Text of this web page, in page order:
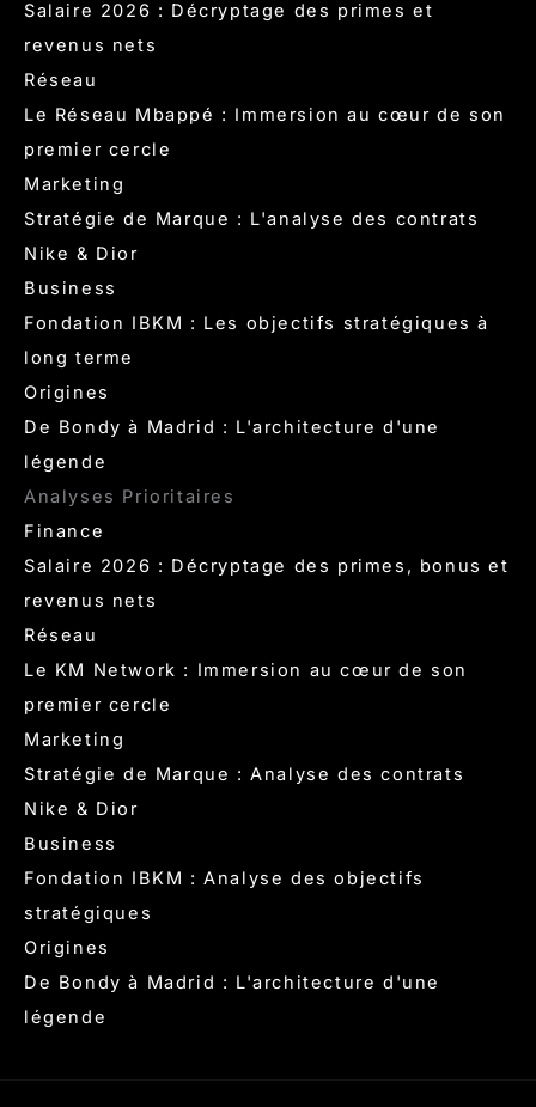
Salaire 2026 : Décryptage des primes et
revenus nets
Réseau
Le Réseau Mbappé : Immersion au cœur de son
premier cercle
Marketing
Stratégie de Marque : L'analyse des contrats
Nike & Dior
Business
Fondation IBKM : Les objectifs stratégiques à
long terme
Origines
De Bondy à Madrid : L'architecture d'une
légende
Analyses Prioritaires
Finance
Salaire 2026 : Décryptage des primes, bonus et
revenus nets
Réseau
Le KM Network : Immersion au cœur de son
premier cercle
Marketing
Stratégie de Marque : Analyse des contrats
Nike & Dior
Business
Fondation IBKM : Analyse des objectifs
stratégiques
Origines
De Bondy à Madrid : L'architecture d'une
légende